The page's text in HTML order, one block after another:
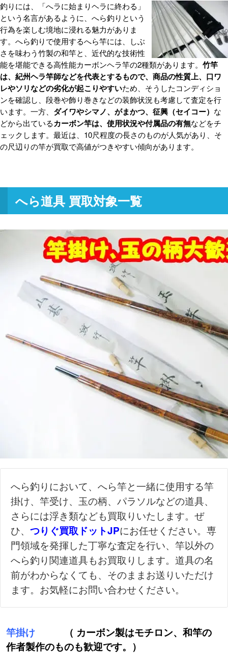
釣りには、「へラに始まりヘラに終わる」
という名言があるように、へら釣りという
行為を楽しむ境地に浸れる魅力がありま
す。へら釣りで使用するへら竿には、しぶ
さを味わう竹製の和竿と、近代的な技術性
能を堪能できる高性能カーボンヘラ竿の2種類があります。 竹竿
は、紀州ヘラ竿師などを代表とするもので、商品の性質上、口ワ
レやソリなどの劣化が起こりやすいため、そうしたコンディショ
ンを確認し、段巻や飾り巻きなどの装飾状況も考慮して査定を行
います。一方、 ダイワやシマノ、がまかつ、征興（セイコー） な
どから出ているカーボン竿は、使用状況や付属品の有無などをチ
ェックします。最近は、10尺程度の長さのものが人気があり、そ
の尺辺りの竿が買取で高値がつきやすい傾向があります。
へら道具 買取対象一覧
へら釣りにおいて、へら竿と一緒に使用する竿
掛け、竿受け、玉の柄、パラソルなどの道具、
さらには浮き類なども買取りいたします。ぜ
ひ、 つりぐ買取ドットJPにお任せください。専
門領域を発揮した丁寧な査定を行い、竿以外の
へら釣り関連道具もお買取りします。道具の名
前がわからなくても、そのままお送りいただけ
ます。お気軽にお問い合わせください。
竿掛け
（ カーボン製はモチロン、和竿の
作者製作のものも歓迎です。）